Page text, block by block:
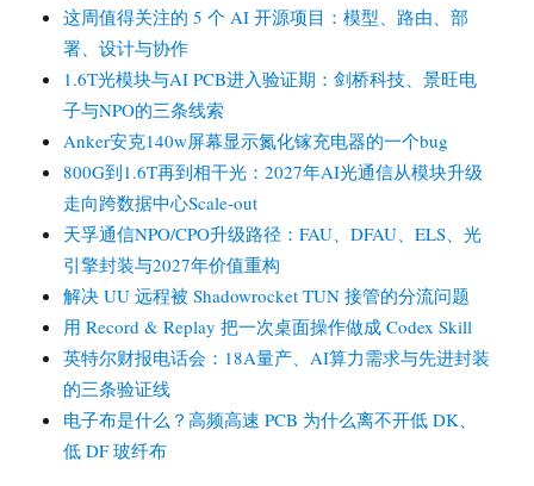
这周值得关注的 5 个 AI 开源项目：模型、路由、部
署、设计与协作
1.6T光模块与AI PCB进入验证期：剑桥科技、景旺电
子与NPO的三条线索
Anker安克140w屏幕显示氮化镓充电器的一个bug
800G到1.6T再到相干光：2027年AI光通信从模块升级
走向跨数据中心Scale-out
天孚通信NPO/CPO升级路径：FAU、DFAU、ELS、光
引擎封装与2027年价值重构
解决 UU 远程被 Shadowrocket TUN 接管的分流问题
用 Record & Replay 把一次桌面操作做成 Codex Skill
英特尔财报电话会：18A量产、AI算力需求与先进封装
的三条验证线
电子布是什么？高频高速 PCB 为什么离不开低 DK、
低 DF 玻纤布